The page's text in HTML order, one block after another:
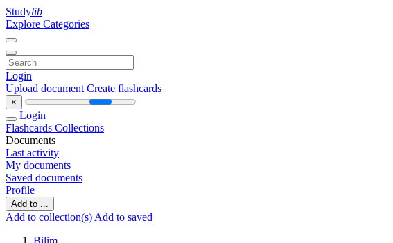
Studylib
Explore Categories
Login
Upload document Create flashcards
×
Login
Flashcards Collections
Documents
Last activity
My documents
Saved documents
Profile
Add to ...
Add to collection(s) Add to saved
Bilim